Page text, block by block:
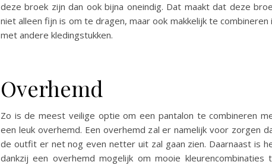
deze broek zijn dan ook bijna oneindig. Dat maakt dat deze
niet alleen fijn is om te dragen, maar ook makkelijk te combineren
met andere kledingstukken.
Overhemd
Zo is de meest veilige optie om een pantalon te combineren
een leuk overhemd. Een overhemd zal er namelijk voor zorgen
de outfit er net nog even netter uit zal gaan zien. Daarnaast is
dankzij een overhemd mogelijk om mooie kleurencombinaties